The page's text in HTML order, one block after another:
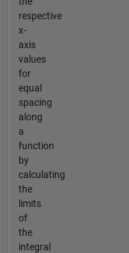
respective
x-
axis
values
for
equal
spacing
along
a
function
by
calculating
the
limits
of
the
integral